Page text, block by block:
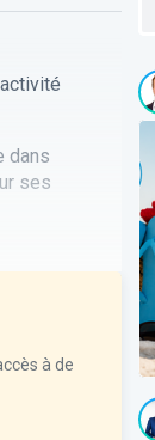
dans
ses
à de